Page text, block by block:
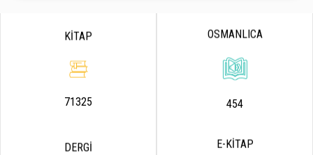
KİTAP
71325
OSMANLICA
454
DERGİ E-KİTAP